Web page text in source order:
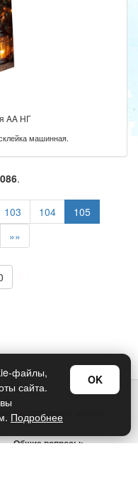
AA НГ
машинная.
.
103 104
105
»»
персональных данных
Общие вопросы:
файлы,
сайта.
Подробнее
OK